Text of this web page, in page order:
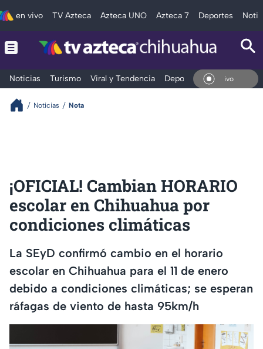
en vivo TV Azteca Azteca UNO Azteca 7 Deportes
Noticias Turismo Viral y Tendencia Deportes Espectáculos
En
Noticias Nota
¡OFICIAL! Cambian HORARIO
escolar en Chihuahua por
condiciones climáticas
La SEyD confirmó cambio en el horario
escolar en Chihuahua para el 11 de enero
debido a condiciones climáticas; se esperan
ráfagas de viento de hasta 95km/h